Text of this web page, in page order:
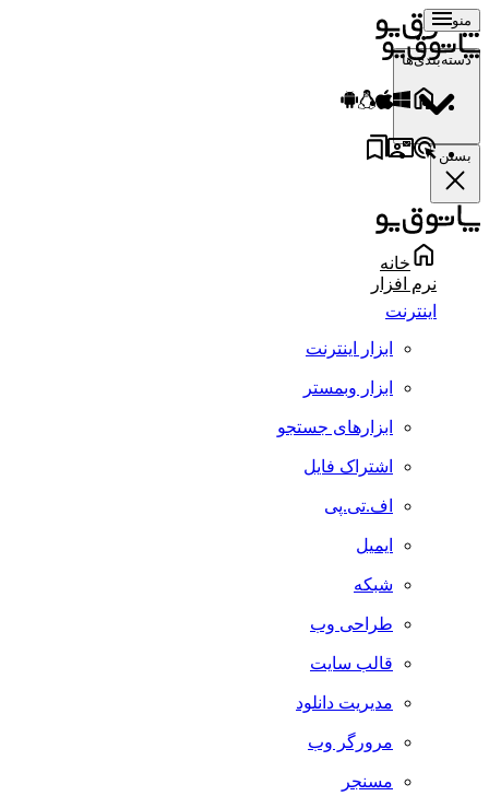
منو
دسته‌بندی‌ها
بستن
خانه
نرم افزار
اینترنت
ابزار اینترنت
ابزار وبمستر
ابزارهای جستجو
اشتراک فایل
اف.تی.پی
ایمیل
شبکه
طراحی وب
قالب سایت
مدیریت دانلود
مرورگر وب
مسنجر